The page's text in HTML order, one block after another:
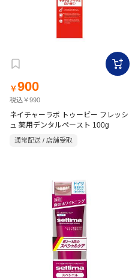
￥900
税込￥990
ネイチャーラボ トゥービー フレッシ
ュ 薬用デンタルペースト 100g
通常配送 / 店舗受取